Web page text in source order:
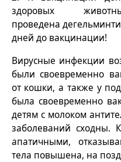
здоровых
проведена
дней до вакцинации!
Вирусные инфекции
были своевременно
от кошки, а также у
была своевременно
детям с молоком
заболеваний сходны.
апатичными,
тела повышена, на